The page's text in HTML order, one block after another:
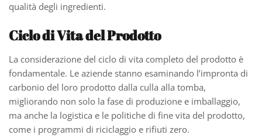
qualità degli ingredienti.
Ciclo di Vita del Prodotto
La considerazione del ciclo di vita completo del prodotto è
fondamentale. Le aziende stanno esaminando l’impronta di
carbonio del loro prodotto dalla culla alla tomba,
migliorando non solo la fase di produzione e imballaggio,
ma anche la logistica e le politiche di fine vita del prodotto,
come i programmi di riciclaggio e rifiuti zero.